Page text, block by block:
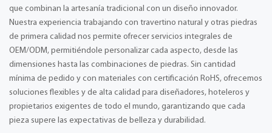
que combinan la artesanía tradicional con un diseño innovador.
Nuestra experiencia trabajando con travertino natural y otras piedras
de primera calidad nos permite ofrecer servicios integrales de
OEM/ODM, permitiéndole personalizar cada aspecto, desde las
dimensiones hasta las combinaciones de piedras. Sin cantidad
mínima de pedido y con materiales con certificación RoHS, ofrecemos
soluciones flexibles y de alta calidad para diseñadores, hoteleros y
propietarios exigentes de todo el mundo, garantizando que cada
pieza supere las expectativas de belleza y durabilidad.